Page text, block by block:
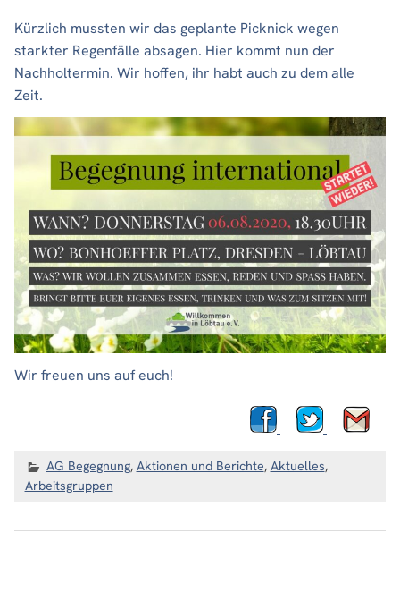
Kürzlich mussten wir das geplante Picknick wegen
starkter Regenfälle absagen. Hier kommt nun der
Nachholtermin. Wir hoffen, ihr habt auch zu dem alle
Zeit.
Wir freuen uns auf euch!
AG Begegnung, Aktionen und Berichte, Aktuelles,
Arbeitsgruppen